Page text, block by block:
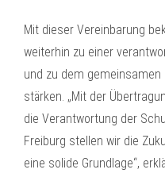
Mit dieser Vereinbarung
weiterhin zu einer
und zu dem gemeinsamen
stärken. „Mit der
die Verantwortung der
Freiburg stellen wir die
eine solide Grundlage“,